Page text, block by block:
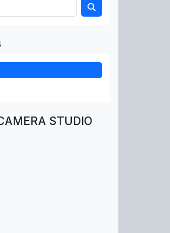
STUDIO